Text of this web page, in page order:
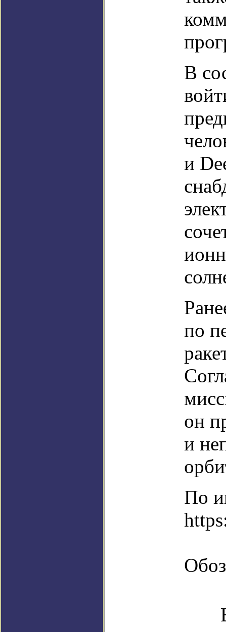
В
и
по
он
и
По